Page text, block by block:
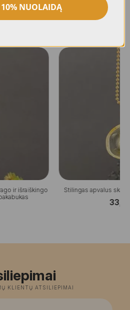
ir išraiškingo
Stilingas apvalus
KLIENTŲ ATSILIEPIMAI
NUOLAIDĄ